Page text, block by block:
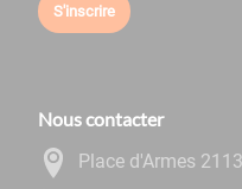
S'inscrire
Nous contacter
Place d'Armes